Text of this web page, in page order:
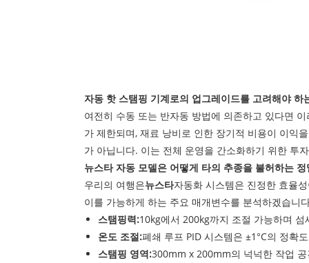
자동 핫 스탬핑 기계로의 업그레이드를 고려해야 하
여전히 수동 또는 반자동 방법에 의존하고 있다면
가 제한되며, 재료 낭비로 인한 장기적 비용이 이익
가 아닙니다. 이는 전체 운영을 간소화하기 위한 투
뉴스타 자동 모델은 어떻게 타의 추종을 불허하는
우리의 여행은뉴스타자동화 시스템은 진정한 효율
이를 가능하게 하는 주요 매개변수를 분석하겠습니
스탬핑력:10kg에서 200kg까지 조절 가능하며
온도 조절:폐쇄 루프 PID 시스템은 ±1°C의 정확
스탬핑 영역:300mm x 200mm의 넉넉한 작업